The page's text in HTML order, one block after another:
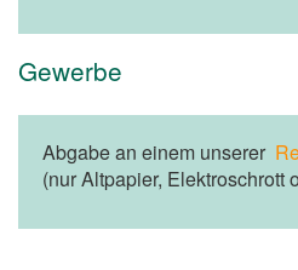
Gewerbe
Abgabe an einem unserer
(nur Altpapier, Elektroschrott